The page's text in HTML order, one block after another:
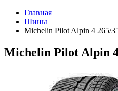
Главная
Шины
Michelin Pilot Alpin 4 265/
Michelin Pilot Alpin